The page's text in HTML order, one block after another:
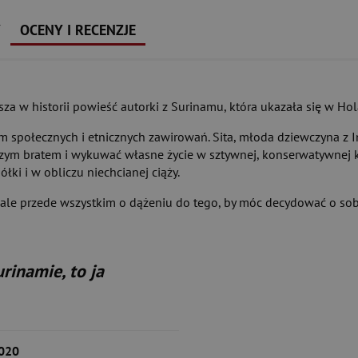
OCENY I RECENZJE
w historii powieść autorki z Surinamu, która ukazała się w
i etnicznych zawirowań. Sita, młoda dziewczyna
bratem i wykuwać własne życie w sztywnej,
i w obliczu niechcianej ciąży.
przede wszystkim o dążeniu do tego, by móc decydować o
to ja